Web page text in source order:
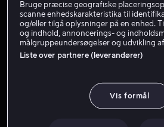
Bruge præcise geografiske
scanne enhedskarakteristika til
og/eller tilgå oplysninger på en enhed.
og indhold, annoncerings- og
målgruppeundersøgelser og udvikling
Liste over partnere (leverandører)
Vis formål